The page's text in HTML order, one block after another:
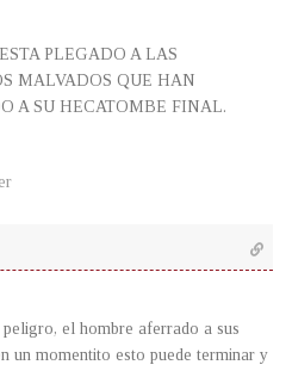
PLEGADO A LAS
MALVADOS QUE HAN
A SU HECATOMBE FINAL.
el hombre aferrado a sus
un momentito esto puede terminar y